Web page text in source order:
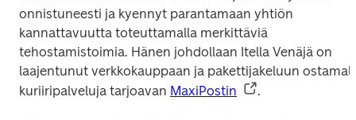
onnistuneesti ja kyennyt parantamaan yhtiön
kannattavuutta toteuttamalla merkittäviä
tehostamistoimia. Hänen johdollaan Itella Venäjä on
laajentunut verkkokauppaan ja pakettijakeluun
kuriiripalveluja tarjoavan MaxiPostin .